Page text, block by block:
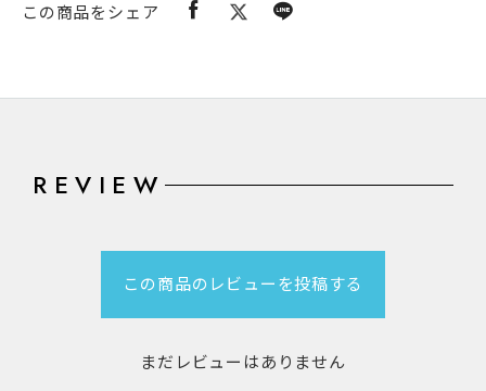
この商品をシェア
REVIEW
この商品のレビューを投稿する
まだレビューはありません